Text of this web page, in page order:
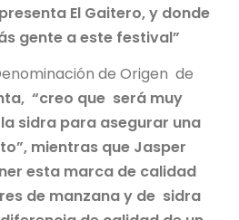
El Gaitero, y donde
gente a este festival”
de Origen de
“creo que será muy
sidra para asegurar una
mientras que Jasper
esta marca de calidad
de manzana y de sidra